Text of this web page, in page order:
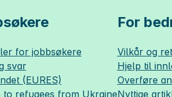
for jobbsøkere
svar
(EURES)
refugees from Ukraine
For
Vilkår og
Hjelp til
Overføre
Nyttige